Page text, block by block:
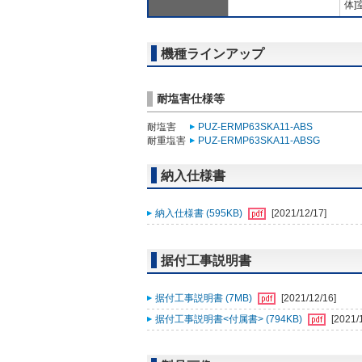
体]
機種ラインアップ
耐塩害仕様等
耐塩害
PUZ-ERMP63SKA11-ABS
耐重塩害
PUZ-ERMP63SKA11-ABSG
納入仕様書
納入仕様書 (595KB) [2021/12/17]
据付工事説明書
据付工事説明書 (7MB)
[2021/12/16]
据付工事説明書<付属書> (794KB)
[2021/